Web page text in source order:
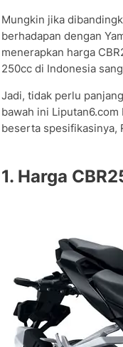
Mungkin jika
berhadapan dengan
menerapkan harga
250cc di Indonesia
Jadi, tidak perlu
bawah ini
beserta spesifikasinya,
1. Harga